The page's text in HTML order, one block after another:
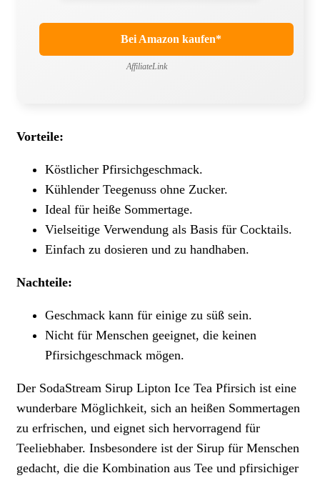
Bei Amazon kaufen*
AffiliateLink
Vorteile:
Köstlicher Pfirsichgeschmack.
Kühlender Teegenuss ohne Zucker.
Ideal für heiße Sommertage.
Vielseitige Verwendung als Basis für Cocktails.
Einfach zu dosieren und zu handhaben.
Nachteile:
Geschmack kann für einige zu süß sein.
Nicht für Menschen geeignet, die keinen
Pfirsichgeschmack mögen.
Der SodaStream Sirup Lipton Ice Tea Pfirsich ist eine
wunderbare Möglichkeit, sich an heißen Sommertagen
zu erfrischen, und eignet sich hervorragend für
Teeliebhaber. Insbesondere ist der Sirup für Menschen
gedacht, die die Kombination aus Tee und pfirsichiger